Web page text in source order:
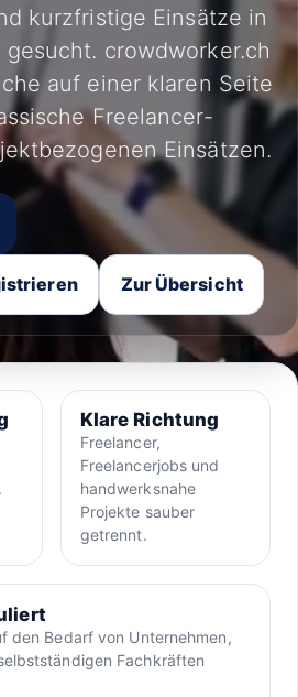
kurzfristige Einsätze in
crowdworker.ch
auf einer klaren Seite
Freelancer-
Einsätzen.
Zur Übersicht
Klare Richtung
Freelancer,
Freelancerjobs und
handwerksnahe
Projekte sauber
getrennt.
den Bedarf von Unternehmen,
Fachkräften